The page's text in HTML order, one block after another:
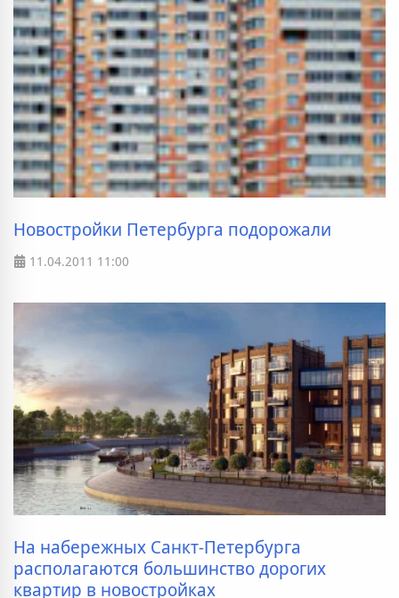
Новостройки Петербурга подорожали
11.04.2011 11:00
На набережных Санкт-Петербурга
располагаются большинство дорогих
квартир в новостройках